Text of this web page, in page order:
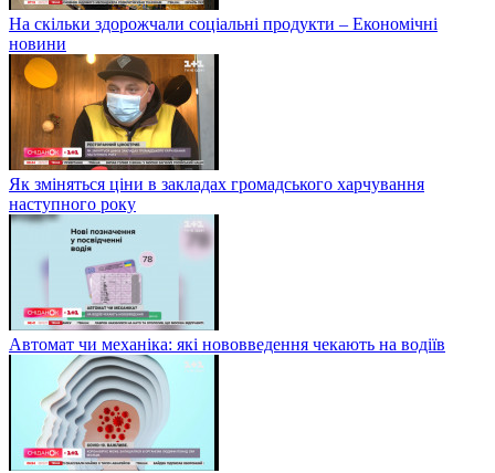
На скільки здорожчали соціальні продукти – Економічні
новини
Як зміняться ціни в закладах громадського харчування
наступного року
Автомат чи механіка: які нововведення чекають на водіїв